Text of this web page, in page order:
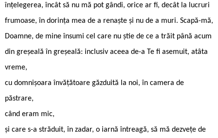
înțelegerea, încât să nu mă pot gândi, orice ar fi, decât la lucruri
frumoase, în dorința mea de a renaște și nu de a muri. Scapă-mă,
Doamne, de mine însumi cel care nu știe de ce a trăit până acum
din greșeală în greșeală: inclusiv aceea de-a Te fi asemuit, atâta
vreme,
cu domnișoara învățătoare găzduită la noi, în camera de
păstrare,
când eram mic,
și care s-a străduit, în zadar, o iarnă întreagă, să mă dezvețe de